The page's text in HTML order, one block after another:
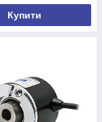
10 мм, 12
Купити